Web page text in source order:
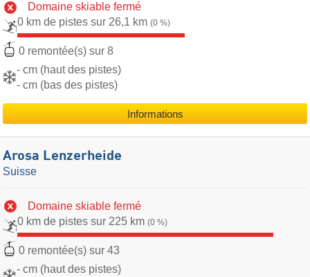
Domaine skiable fermé
0 km de pistes sur 26,1 km (0 %)
0 remontée(s) sur 8
- cm (haut des pistes)
- cm (bas des pistes)
Informations
Arosa Lenzerheide
Suisse
Domaine skiable fermé
0 km de pistes sur 225 km (0 %)
0 remontée(s) sur 43
- cm (haut des pistes)